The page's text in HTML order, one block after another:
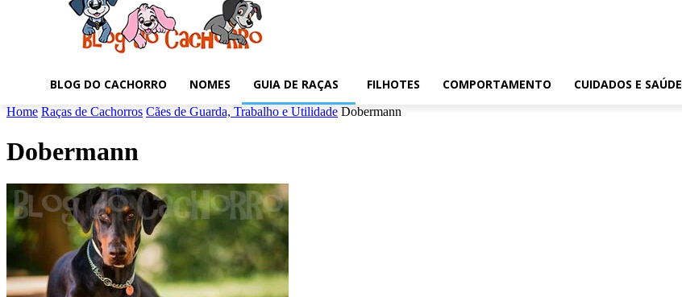
BLOG DO CACHORRO NOMES GUIA DE RAÇAS FILHOTES COMPORTAMENTO CUIDADOS E SAÚDE
Home Raças de Cachorros Cães de Guarda, Trabalho e Utilidade Dobermann
Dobermann